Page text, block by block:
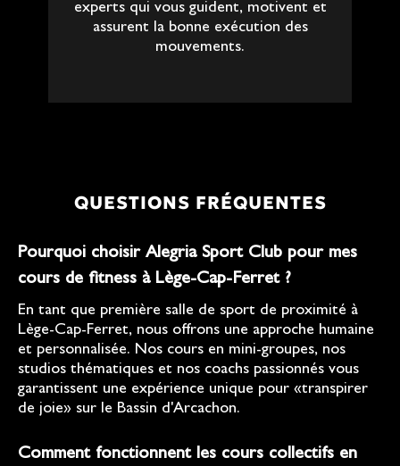
experts qui vous guident, motivent et
assurent la bonne exécution des
mouvements.
QUESTIONS FRÉQUENTES
Pourquoi choisir Alegria Sport Club pour mes
cours de fitness à Lège-Cap-Ferret ?
En tant que première salle de sport de proximité à
Lège-Cap-Ferret, nous offrons une approche humaine
et personnalisée. Nos cours en mini-groupes, nos
studios thématiques et nos coachs passionnés vous
garantissent une expérience unique pour «transpirer
de joie» sur le Bassin d'Arcachon.
Comment fonctionnent les cours collectifs en